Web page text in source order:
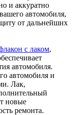
и аккуратно
автомобиля,
от дальнейших
с лаком,
автомобиля.
автомобиля и
Лак,
новые
ремонта.